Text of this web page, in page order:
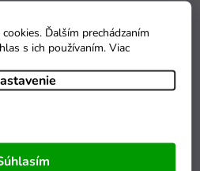
Ďalším prechádzaním
s ich používaním. Viac